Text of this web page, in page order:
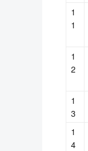
1
1
1
2
1
3
1
4